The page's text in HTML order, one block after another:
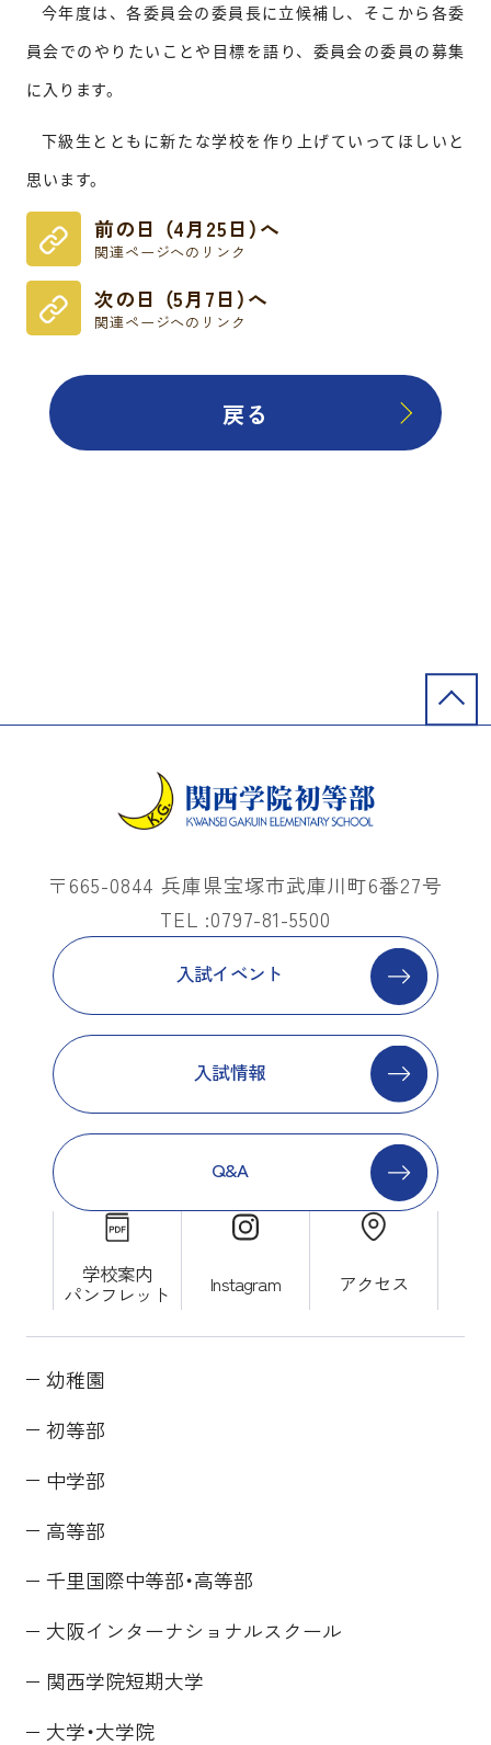
今年度は、各委員会の委員長に立候補し、そこから各委
員会でのやりたいことや目標を語り、委員会の委員の募集
に入ります。
下級生とともに新たな学校を作り上げていってほしいと
思います。
前の日 （4月25日）へ
関連ページへのリンク
次の日 （5月7日）へ
関連ページへのリンク
戻る
〒665-0844 兵庫県宝塚市武庫川町6番27号
TEL :0797-81-5500
入試イベント
入試情報
Q&A
学校案内
パンフレット Instagram アクセス
幼稚園
初等部
中学部
高等部
千里国際中等部・高等部
大阪インターナショナルスクール
関西学院短期大学
大学・大学院